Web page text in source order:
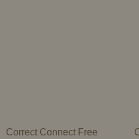
Correct Connect Free